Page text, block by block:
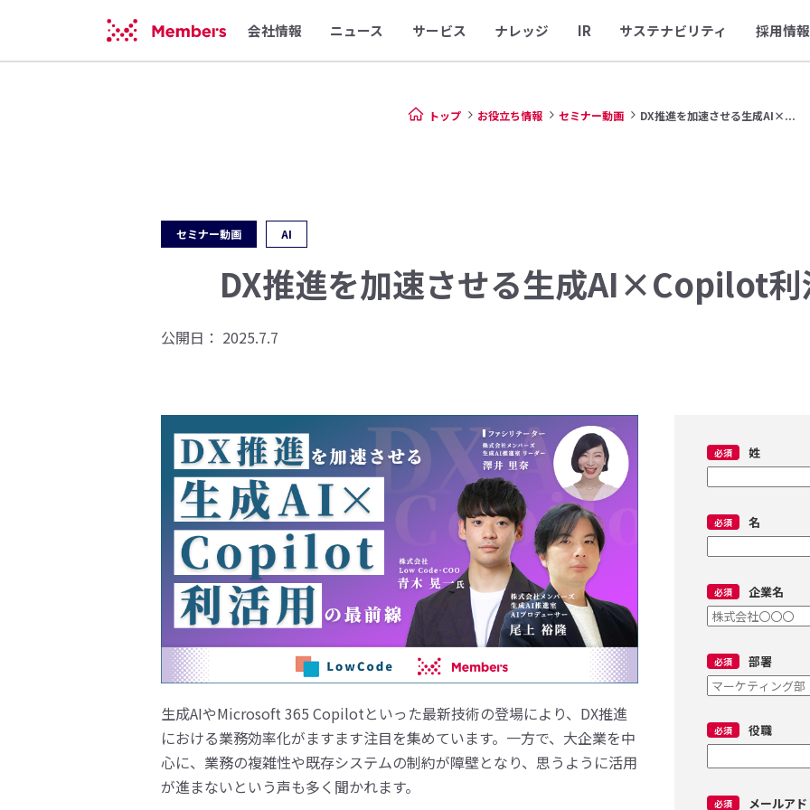
会社情報 ニュース サービス ナレッジ IR サステナビリティ 採用情報
トップ お役立ち情報 セミナー動画 DX推進を加速させる生成AI×...
セミナー動画 AI
DX推進を加速させる生成AI×Copilot利
公開日： 2025.7.7
生成AIやMicrosoft 365 Copilotといった最新技術の登場により、DX推進
における業務効率化がますます注目を集めています。一方で、大企業を中
心に、業務の複雑性や既存システムの制約が障壁となり、思うように活用
が進まないという声も多く聞かれます。
姓
名
企業名
部署
役職
メールア